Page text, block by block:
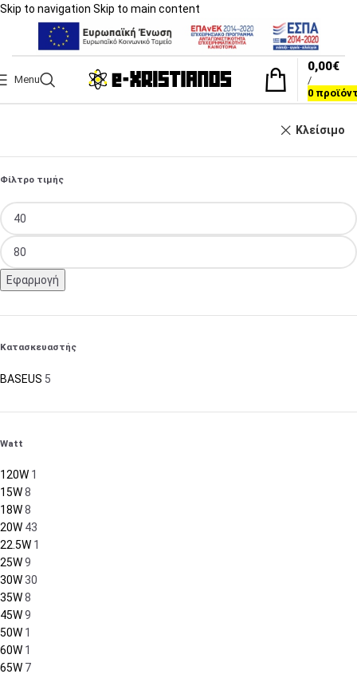
Skip to navigation Skip to main content
Menu
0
/
0,00€
Κλείσιμο
Φίλτρο τιμής
Εφαρμογή
Κατασκευαστής
BASEUS 5
Watt
120W 1
15W8
18W8
20W 43
22.5W 1
25W9
30W 30
35W8
45W9
50W 1
60W 1
65W 7